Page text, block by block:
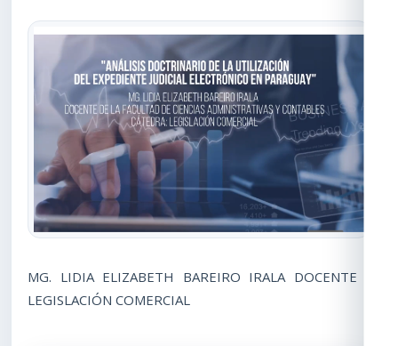
MG. LIDIA ELIZABETH BAREIRO IRALA DOCENTE -
LEGISLACIÓN COMERCIAL